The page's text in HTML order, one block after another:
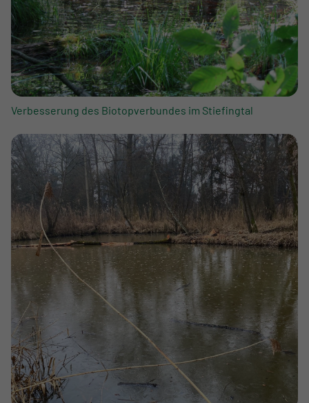
Verbesserung des Biotopverbundes im Stiefingtal